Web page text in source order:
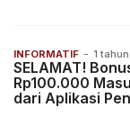
INFORMATIF - 1
SELAMAT!
Rp100.000
dari Aplikasi